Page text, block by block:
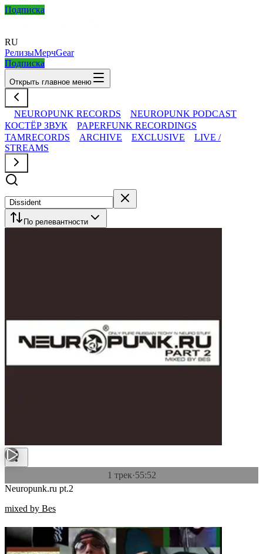
Подписка
RU
РелизыМерчGear
Подписка
Открыть главное меню
NEUROPUNK RECORDS
NEUROPUNK PODCAST
КОСТЁР ЗВУК
PAPERFUNK RECORDINGS
TAMRECORDS
ARCHIVE EXCLUSIVE
LIVE /
STREAMS
По релевантности
1 трек·55:52
Neuropunk.ru pt.2
mixed by Bes